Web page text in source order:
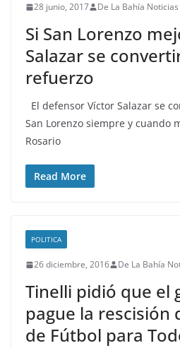
28 junio, 2017 De La Bahía Noticias
Si San Lorenzo
Salazar se
refuerzo
El defensor Víctor Salazar se
San Lorenzo siempre y cuando
Rosario
Read More
POLITICA
26 diciembre, 2016 De La Bahía
Tinelli pidió que el
pague la rescisión
de Fútbol para